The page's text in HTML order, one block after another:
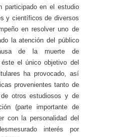
participado en el estudio
y científicos de diversos
en resolver uno de
la atención del público
de la muerte de
el único objetivo del
ha provocado, así
provenientes tanto de
otros estudiosos y de
(parte importante de
con la personalidad del
interés por